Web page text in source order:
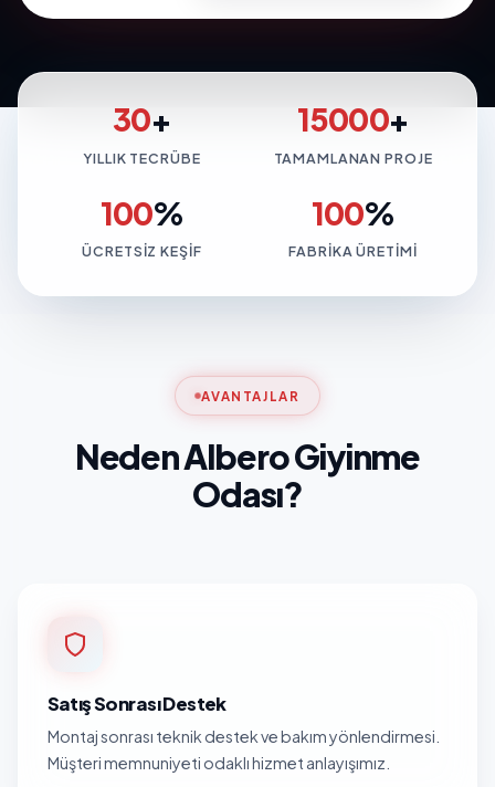
30+
YILLIK TECRÜBE
15000+
TAMAMLANAN PROJE
100%
ÜCRETSIZ KEŞIF
100%
FABRIKA ÜRETIMI
AVANTAJLAR
Neden Albero Giyinme
Odası?
Satış Sonrası Destek
Montaj sonrası teknik destek ve bakım yönlendirmesi.
Müşteri memnuniyeti odaklı hizmet anlayışımız.